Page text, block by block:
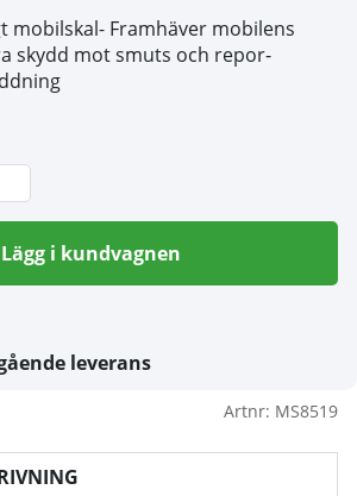
mobilskal- Framhäver mobilens
skydd mot smuts och repor-
Lägg i kundvagnen
leverans
Artnr: MS8519